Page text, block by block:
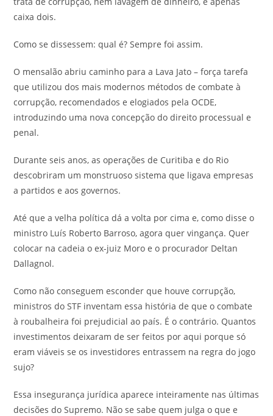
caixa dois.
Como se dissessem: qual é? Sempre foi assim.
O mensalão abriu caminho para a Lava Jato – força tarefa
que utilizou dos mais modernos métodos de combate à
corrupção, recomendados e elogiados pela OCDE,
introduzindo uma nova concepção do direito processual e
penal.
Durante seis anos, as operações de Curitiba e do Rio
descobriram um monstruoso sistema que ligava empresas
a partidos e aos governos.
Até que a velha política dá a volta por cima e, como disse o
ministro Luís Roberto Barroso, agora quer vingança. Quer
colocar na cadeia o ex-juiz Moro e o procurador Deltan
Dallagnol.
Como não conseguem esconder que houve corrupção,
ministros do STF inventam essa história de que o combate
à roubalheira foi prejudicial ao país. É o contrário. Quantos
investimentos deixaram de ser feitos por aqui porque só
eram viáveis se os investidores entrassem na regra do jogo
sujo?
Essa insegurança jurídica aparece inteiramente nas últimas
decisões do Supremo. Não se sabe quem julga o que e